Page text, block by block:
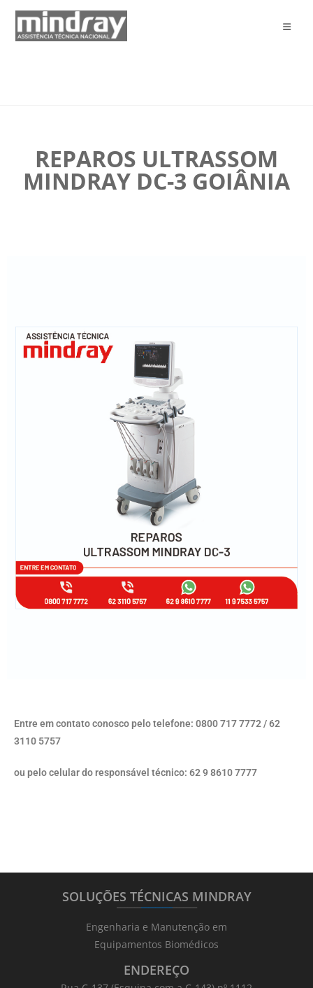
REPAROS ULTRASSOM
MINDRAY DC-3 GOIÂNIA
Entre em contato conosco pelo telefone: 0800 717 7772 / 62
3110 5757
ou pelo celular do responsável técnico: 62 9 8610 7777
SOLUÇÕES TÉCNICAS MINDRAY
_______________________
Engenharia e Manutenção em
Equipamentos Biomédicos
ENDEREÇO